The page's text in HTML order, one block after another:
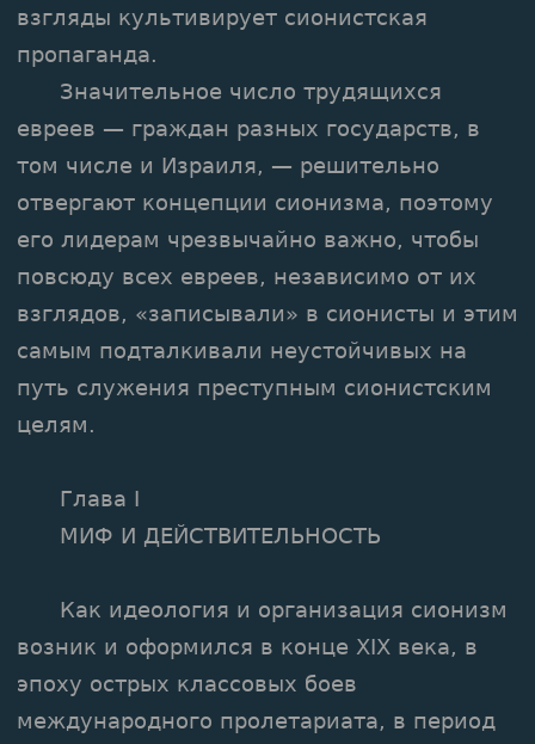
взгляды культивирует сионистская
пропаганда.
Значительное число трудящихся
евреев — граждан разных государств, в
том числе и Израиля, — решительно
отвергают концепции сионизма, поэтому
его лидерам чрезвычайно важно, чтобы
повсюду всех евреев, независимо от их
взглядов, «записывали» в сионисты и этим
самым подталкивали неустойчивых на
путь служения преступным сионистским
целям.
Глава I
МИФ И ДЕЙСТВИТЕЛЬНОСТЬ
Как идеология и организация сионизм
возник и оформился в конце XIX века, в
эпоху острых классовых боев
международного пролетариата, в период